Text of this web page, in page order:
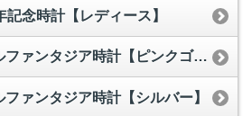
念時計【レディース】
ミッキー・マジカルファンタジア時計【ピンクゴールド】
ァンタジア時計【シルバー】